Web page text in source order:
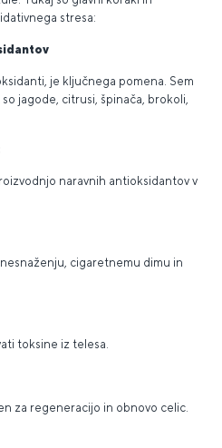
stresa:
je ključnega pomena. Sem
jagode, citrusi, špinača, brokoli,
naravnih antioksidantov v
cigaretnemu dimu in
toksine iz telesa.
za regeneracijo in obnovo celic.